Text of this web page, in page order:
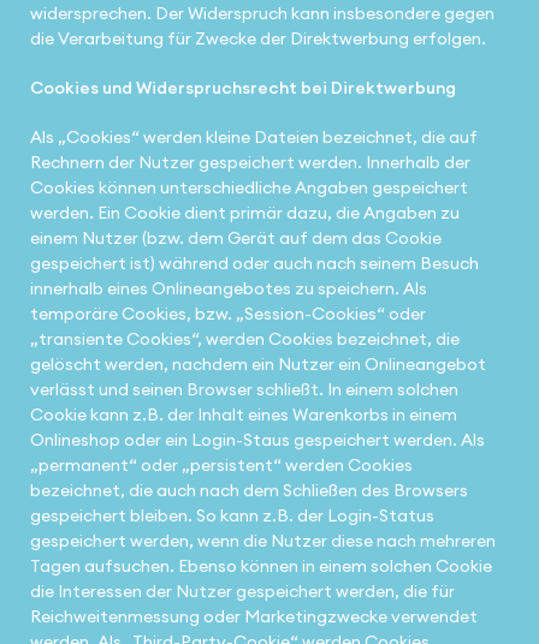
widersprechen. Der Widerspruch kann insbesondere gegen
die Verarbeitung für Zwecke der Direktwerbung erfolgen.
Cookies und Widerspruchsrecht bei Direktwerbung
Als „Cookies“ werden kleine Dateien bezeichnet, die auf
Rechnern der Nutzer gespeichert werden. Innerhalb der
Cookies können unterschiedliche Angaben gespeichert
werden. Ein Cookie dient primär dazu, die Angaben zu
einem Nutzer (bzw. dem Gerät auf dem das Cookie
gespeichert ist) während oder auch nach seinem Besuch
innerhalb eines Onlineangebotes zu speichern. Als
temporäre Cookies, bzw. „Session-Cookies“ oder
„transiente Cookies“, werden Cookies bezeichnet, die
gelöscht werden, nachdem ein Nutzer ein Onlineangebot
verlässt und seinen Browser schließt. In einem solchen
Cookie kann z.B. der Inhalt eines Warenkorbs in einem
Onlineshop oder ein Login-Staus gespeichert werden. Als
„permanent“ oder „persistent“ werden Cookies
bezeichnet, die auch nach dem Schließen des Browsers
gespeichert bleiben. So kann z.B. der Login-Status
gespeichert werden, wenn die Nutzer diese nach mehreren
Tagen aufsuchen. Ebenso können in einem solchen Cookie
die Interessen der Nutzer gespeichert werden, die für
Reichweitenmessung oder Marketingzwecke verwendet